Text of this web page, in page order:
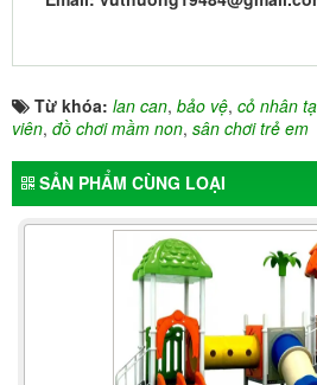
Từ khóa: lan can, bảo vệ, cỏ nhân
viên, đồ chơi mầm non, sân chơi trẻ em
SẢN PHẨM CÙNG LOẠI